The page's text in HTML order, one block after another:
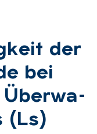
der
bei
Über­wa­
(Ls)